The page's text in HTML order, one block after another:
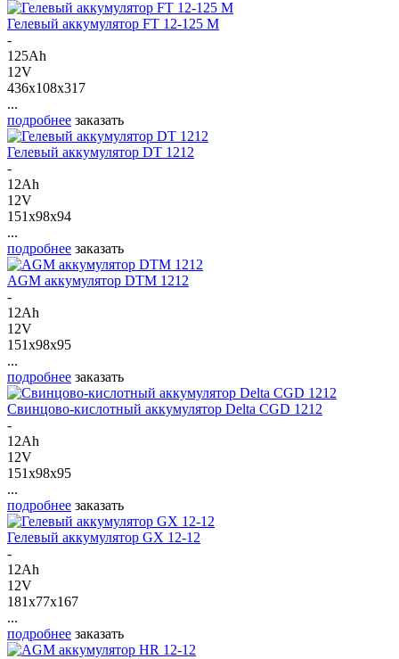
Гелевый аккумулятор FT 12-125 M
-
125Ah
12V
436x108x317
...
подробнее заказать
Гелевый аккумулятор DT 1212
-
12Ah
12V
151x98x94
...
подробнее заказать
AGM аккумулятор DTM 1212
-
12Ah
12V
151x98x95
...
подробнее заказать
Свинцово-кислотный аккумулятор Delta CGD 1212
-
12Ah
12V
151x98x95
...
подробнее заказать
Гелевый аккумулятор GX 12-12
-
12Ah
12V
181x77x167
...
подробнее заказать